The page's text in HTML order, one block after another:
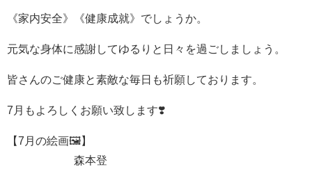
《家内安全》《健康成就》でしょうか。
元気な身体に感謝してゆるりと日々を過ごしましょう。
皆さんのご健康と素敵な毎日も祈願しております。
7月もよろしくお願い致します❣️
【7月の絵画🖼】
森本登